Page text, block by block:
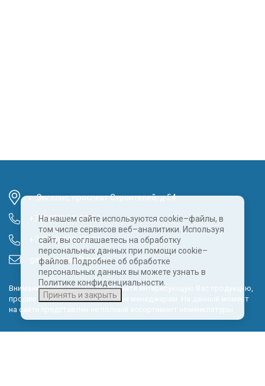
На нашем сайте используются cookie–файлы, в
том числе сервисов веб–аналитики. Используя
сайт, вы соглашаетесь на обработку
персональных данных при помощи cookie–
файлов. Подробнее об обработке
персональных данных вы можете узнать в
Политике конфиденциальности.
Принять и закрыть
г. Энгельс, проспект Строителей, д.54
+7 (8452) 68-00-61
+7 (960) 343-55-81
gazpragmat@mail.ru
Внимание! Если Вы не смогли найти интересующую Вас продукцию,
просим Вас обращаться к нашим менеджерам. На данный момент
на сайте представлен не полный ассортимент номенклатуры.